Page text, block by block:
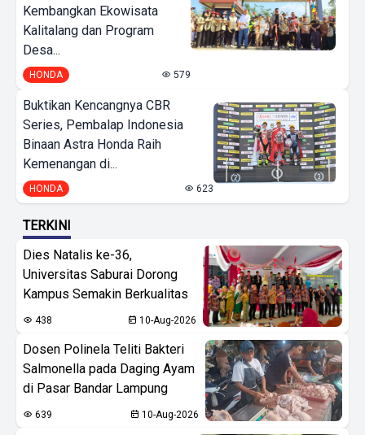
Kembangkan Ekowisata
Kalitalang dan Program
Desa...
HONDA 579
Buktikan Kencangnya CBR
Series, Pembalap Indonesia
Binaan Astra Honda Raih
Kemenangan di...
HONDA 623
TERKINI
Dies Natalis ke-36,
Universitas Saburai Dorong
Kampus Semakin Berkualitas
438 10-Aug-2026
Dosen Polinela Teliti Bakteri
Salmonella pada Daging Ayam
di Pasar Bandar Lampung
639 10-Aug-2026